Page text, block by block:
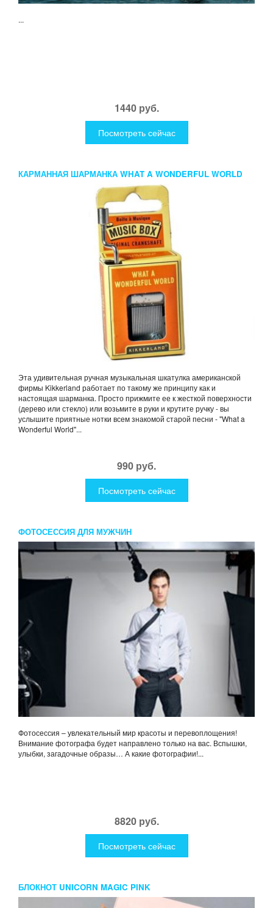
...
1440 руб.
Посмотреть сейчас
КАРМАННАЯ ШАРМАНКА WHAT A WONDERFUL WORLD
Эта удивительная ручная музыкальная шкатулка американской
фирмы Kikkerland работает по такому же принципу как и
настоящая шарманка. Просто прижмите ее к жесткой поверхности
(дерево или стекло) или возьмите в руки и крутите ручку - вы
услышите приятные нотки всем знакомой старой песни - "What a
Wonderful World"...
990 руб.
Посмотреть сейчас
ФОТОСЕССИЯ ДЛЯ МУЖЧИН
Фотосессия – увлекательный мир красоты и перевоплощения!
Внимание фотографа будет направлено только на вас. Вспышки,
улыбки, загадочные образы… А какие фотографии!...
8820 руб.
Посмотреть сейчас
БЛОКНОТ UNICORN MAGIC PINK